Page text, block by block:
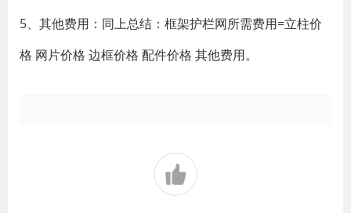
5、其他费用：同上总结：框架护栏网所需费用=立柱价
格 网片价格 边框价格 配件价格 其他费用。